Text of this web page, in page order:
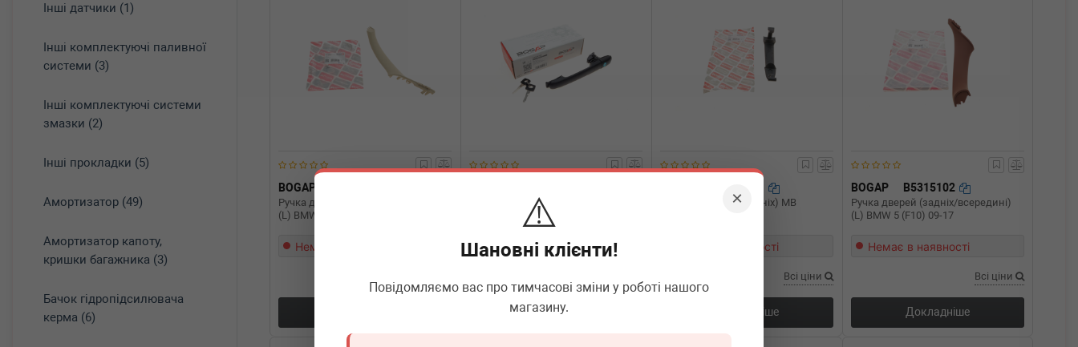
×
⚠️
Шановні клієнти!
Повідомляємо вас про тимчасові зміни у роботі нашого
магазину.
Інші датчики (1)
Інші комплектуючі паливної
системи (3)
Інші комплектуючі системи
змазки (2)
Інші прокладки (5)
Амортизатор (49)
Амортизатор капоту,
кришки багажника (3)
Бачок гідропідсилювача
керма (6)
BOGAP
Ручка дверей (задніх/всередині)
(L) BMW 5 (F10) 09-17
Немає в наявності
Ручка дверей (передніх/задньої/
ззовні) MB Sprinter/VW LT 96-
Немає в наявності
Докладніше
Ручка дверей (передніх) MB
Немає в наявності
Всі ціни
Докладніше
BOGAP B5315102
Ручка дверей (задніх/всередині)
(L) BMW 5 (F10) 09-17
Немає в наявності
Всі ціни
Докладніше